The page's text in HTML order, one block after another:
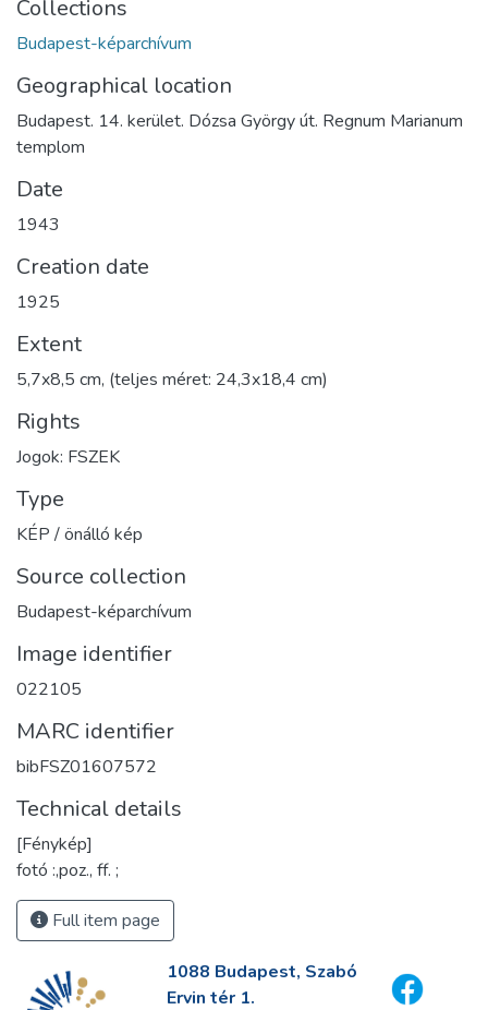
Collections
Budapest-képarchívum
Geographical location
Budapest. 14. kerület. Dózsa György út. Regnum Marianum
templom
Date
1943
Creation date
1925
Extent
5,7x8,5 cm, (teljes méret: 24,3x18,4 cm)
Rights
Jogok: FSZEK
Type
KÉP / önálló kép
Source collection
Budapest-képarchívum
Image identifier
022105
MARC identifier
bibFSZ01607572
Technical details
[Fénykép]
fotó :,poz., ff. ;
Full item page
1088 Budapest, Szabó
Ervin tér 1.